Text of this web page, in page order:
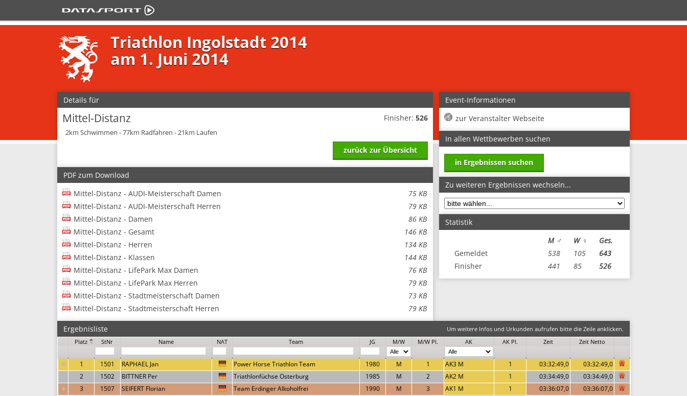
Triathlon Ingolstadt 2014
am 1. Juni 2014
Details für
Mittel-Distanz
2km Schwimmen - 77km Radfahren - 21km Laufen
Finisher: 526
zurück zur Übersicht
PDF zum Download
Mittel-Distanz - AUDI-Meisterschaft Damen
75 KB
Mittel-Distanz - AUDI-Meisterschaft Herren
79 KB
Mittel-Distanz - Damen
86 KB
Mittel-Distanz - Gesamt
146 KB
Mittel-Distanz - Herren
134 KB
Mittel-Distanz - Klassen
144 KB
Mittel-Distanz - LifePark Max Damen
76 KB
Mittel-Distanz - LifePark Max Herren
79 KB
Mittel-Distanz - Stadtmeisterschaft Damen
73 KB
Mittel-Distanz - Stadtmeisterschaft Herren
79 KB
Event-Informationen
zur Veranstalter Webseite
In allen Wettbewerben suchen
in Ergebnissen suchen
Zu weiteren Ergebnissen wechseln...
Statistik
Ges.
W ♀
M ♂
Gemeldet
643
105
538
Finisher
526
85
441
Ergebnisliste
Um weitere Infos und Urkunden aufrufen bitte die Zeile anklicken.
Platz
StNr Name NAT Team JG M/W M/W Pl. AK AK Pl. Zeit Zeit Netto
1 1501 RAPHAEL Jan Power Horse Triathlon Team 1980 M 1 AK3 M 1 03:32:49,0
03:32:49,0
2
1502 BITTNER Per Triathlonfüchse Osterburg 1985 M 2 AK2 M 1 03:34:49,0
03:34:49,0
3
1507 SEIFERT Florian Team Erdinger Alkoholfrei 1990 M 3 AK1 M 1 03:36:07,0
03:36:07,0